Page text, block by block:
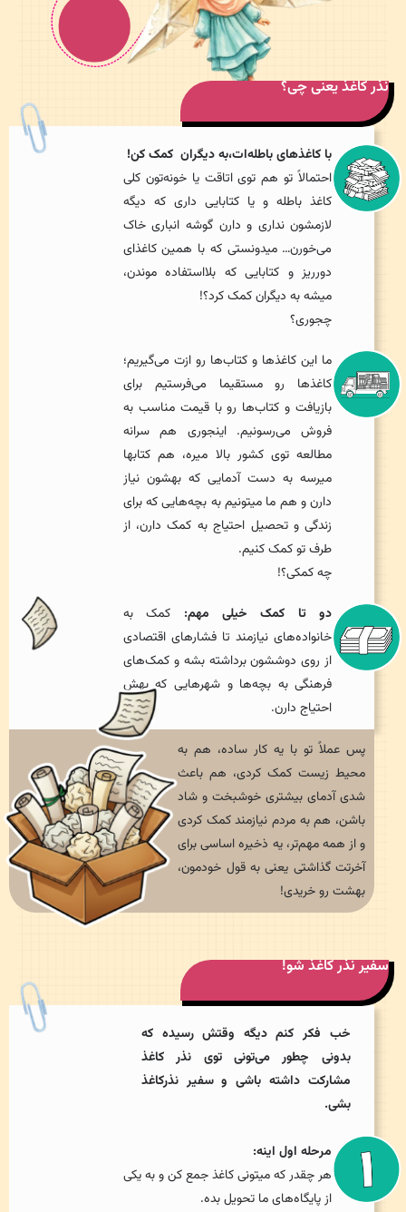
نذر کاغذ یعنی چی؟
با کاغذهای باطله‌ات،به دیگران کمک کن!
احتمالاً تو هم توی اتاقت یا خونه‌تون کلی
کاغذ باطله و یا کتابایی داری که دیگه
لازمشون نداری و دارن گوشه انباری خاک
می‌خورن… میدونستی که با همین کاغذای
دورریز و کتابایی که بلااستفاده موندن،
میشه به دیگران کمک کرد؟!
چجوری؟
ما این کاغذها و کتاب‌ها رو ازت می‌گیریم؛
کاغذها رو مستقیما می‌فرستیم برای
بازیافت و کتاب‌ها رو با قیمت مناسب به
فروش می‌رسونیم. اینجوری هم سرانه
مطالعه توی کشور بالا میره، هم کتابها
میرسه به دست آدمایی که بهشون نیاز
دارن و هم ما میتونیم به بچه‌هایی که برای
زندگی و تحصیل احتیاج به کمک دارن، از
طرف تو کمک کنیم.
چه کمکی؟!
دو تا کمک خیلی مهم:کمک به
خانواده‌های نیازمند تا فشارهای اقتصادی
از روی دوششون برداشته بشه و کمک‌های
فرهنگی به بچه‌ها و شهرهایی که بهش
احتیاج دارن.
پس عملاً تو با یه کار ساده، هم به
محیط زیست کمک کردی، هم باعث
شدی آدمای بیشتری خوشبخت و شاد
باشن، هم به مردم نیازمند کمک کردی
و از همه مهم‌تر، یه ذخیره اساسی برای
آخرتت گذاشتی یعنی به قول خودمون،
بهشت رو خریدی!
سفیر نذر کاغذ شو!
خب فکر کنم دیگه وقتش رسیده که
بدونی چطور می‌تونی توی نذر کاغذ
مشارکت داشته باشی و سفیر نذرکاغذ
بشی.
مرحله اول اینه:
هر چقدر که میتونی کاغذ جمع کن و به یکی
از پایگاه‌های ما تحویل بده.